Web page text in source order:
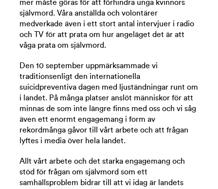
mer måste göras för att förhindra unga kvinnors
självmord. Våra anställda och volontärer
medverkade även i ett stort antal intervjuer i radio
och TV för att prata om hur angeläget det är att
våga prata om självmord.
Den 10 september uppmärksammade vi
traditionsenligt den internationella
suicidpreventiva dagen med ljuständningar runt om
i landet. På många platser anslöt människor för att
minnas de som inte längre finns med oss och vi såg
även ett enormt engagemang i form av
rekordmånga gåvor till vårt arbete och att frågan
lyftes i media över hela landet.
Allt vårt arbete och det starka engagemang och
stöd för frågan om självmord som ett
samhällsproblem bidrar till att vi idag är landets